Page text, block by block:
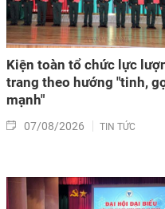
Kiện toàn tổ chức lực
trang theo hướng "tinh,
mạnh"
07/08/2026 TIN TỨC